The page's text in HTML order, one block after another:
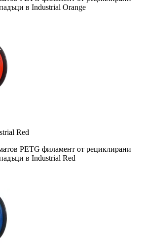
в Industrial Orange
Red
PETG филамент от рециклирани
в Industrial Red